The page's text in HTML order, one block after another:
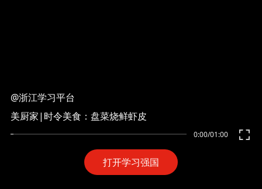
打开学习强国
0:00/01:00
@浙江学习平台
美厨家|时令美食：盘菜烧鲜虾皮